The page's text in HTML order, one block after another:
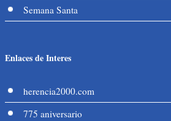
Semana Santa
Enlaces de Interes
herencia2000.com
775 aniversario